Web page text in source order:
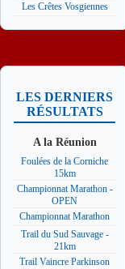
Les Crêtes Vosgiennes
LES DERNIERS
RÉSULTATS
A la Réunion
Foulées de la Corniche
15km
Championnat Marathon -
OPEN
Championnat Marathon
Trail du Sud Sauvage -
21km
Trail Vaincre Parkinson